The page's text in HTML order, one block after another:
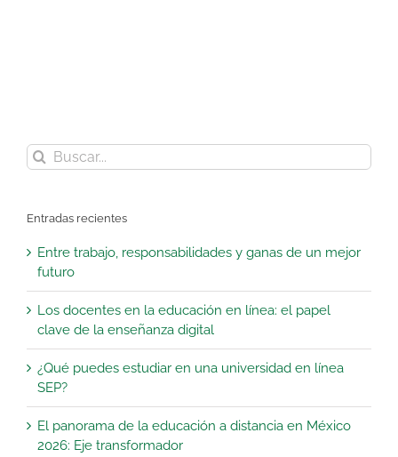
Buscar:
Entradas recientes
Entre trabajo, responsabilidades y ganas de un mejor
futuro
Los docentes en la educación en línea: el papel
clave de la enseñanza digital
¿Qué puedes estudiar en una universidad en línea
SEP?
El panorama de la educación a distancia en México
2026: Eje transformador